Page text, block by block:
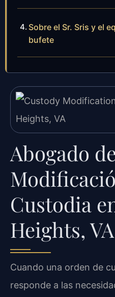
Sobre el Sr. Sris y el
bufete
Abogado
Custodia
Heights, VA
Cuando una orden de
responde a las